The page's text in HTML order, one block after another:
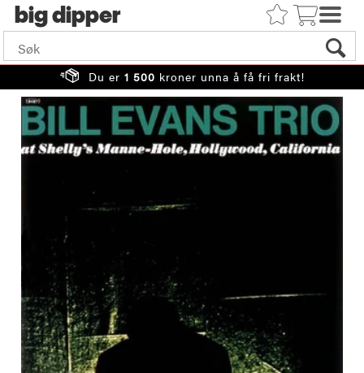
big
Du er 1 500 kroner unna å få fri frakt!